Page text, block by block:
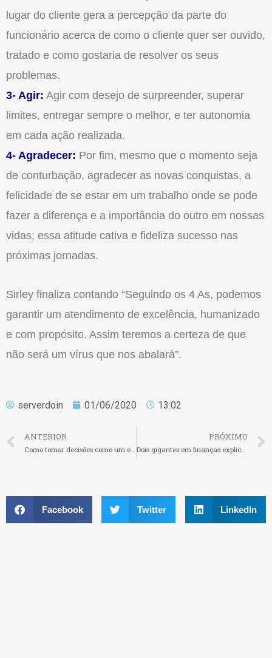
lugar do cliente gera a percepção da parte do
funcionário acerca de como o cliente quer ser ouvido,
tratado e como gostaria de resolver os seus
problemas.
3- Agir: Agir com desejo de surpreender, superar
limites, entregar sempre o melhor, e ter autonomia
em cada ação realizada.
4- Agradecer: Por fim, mesmo que o momento seja
de conturbação, agradecer as novas conquistas, a
felicidade de se estar em um trabalho onde se pode
fazer a diferença e a importância do outro em nossas
vidas; essa atitude cativa e fideliza sucesso nas
próximas jornadas.
Sirley finaliza contando “Seguindo os 4 As, podemos
garantir um atendimento de excelência, humanizado
e com propósito. Assim teremos a certeza de que
não será um vírus que nos abalará”.
serverdoin 01/06/2020 13:02
ANTERIOR PRÓXIMO
Dois gigantes em finanças explicam como salvar empresas da crise
Facebook Twitter LinkedIn